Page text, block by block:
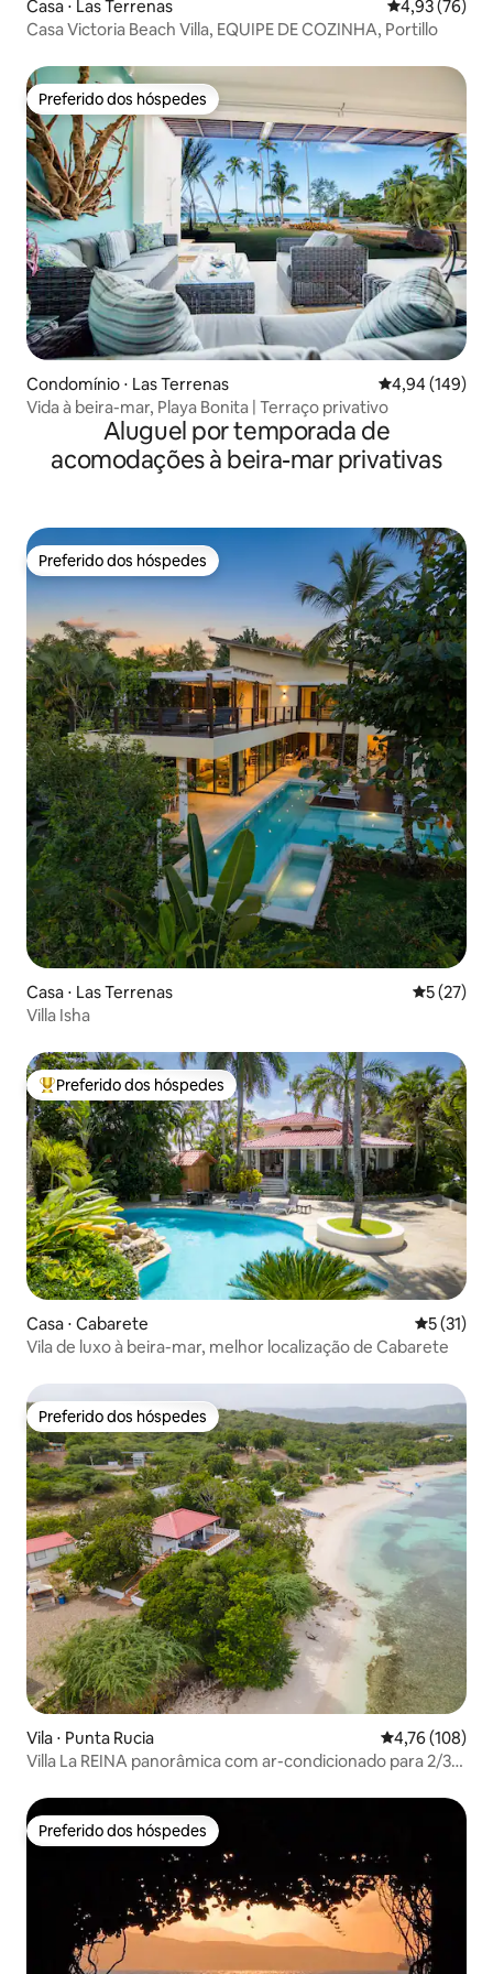
Casa ⋅ Las Terrenas 4,93 de uma
4,93 (76)
Casa Victoria Beach Villa, EQUIPE DE COZINHA, Portillo
Preferido dos hóspedes
Preferido dos hóspedes
Condomínio ⋅ Las Terrenas 4,94 de uma
4,94 (149)
Vida à beira-mar, Playa Bonita | Terraço privativo
Aluguel por temporada de
acomodações à beira-mar privativas
Preferido dos hóspedes
Preferido dos hóspedes
Casa ⋅ Las Terrenas 5 de uma
5 (27)
Villa Isha
Entre os melhores preferidos dos hóspedes
Preferido dos hóspedes
Casa ⋅ Cabarete 5 de uma
5 (31)
Vila de luxo à beira-mar, melhor localização de Cabarete
Preferido dos hóspedes
Preferido dos hóspedes
Vila ⋅ Punta Rucia 4,76 de uma
4,76 (108)
Villa La REINA panorâmica com ar-condicionado para 2/3
Preferido dos hóspedes
Preferido dos hóspedes